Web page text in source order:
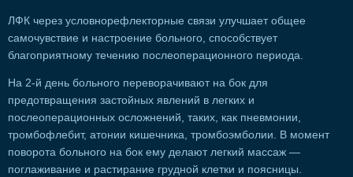
ЛФК через условнорефлекторные связи улучшает общее
самочувствие и настроение больного, способствует
благоприятному течению послеоперационного периода.
На 2-й день больного переворачивают на бок для
предотвращения застойных явлений в легких и
послеоперационных осложнений, таких, как пневмонии,
тромбофлебит, атонии кишечника, тромбоэмболии. В момент
поворота больного на бок ему делают легкий массаж —
поглаживание и растирание грудной клетки и поясницы.